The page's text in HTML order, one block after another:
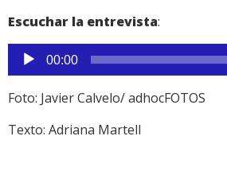
Escuchar la entrevista:
Reproductor
de
audio
00:00
Foto: Javier Calvelo/ adhocFOTOS
Texto: Adriana Martell